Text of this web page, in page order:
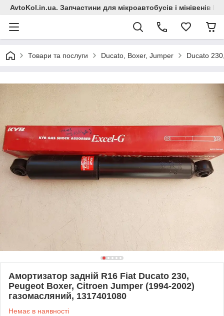
AvtoKol.in.ua. Запчастини для мікроавтобусів і мінівенів
Товари та послуги Ducato, Boxer, Jumper Ducato
Амортизатор задній R16 Fiat Ducato 230,
Peugeot Boxer, Citroen Jumper (1994-2002)
газомасляний, 1317401080
Немає в наявності